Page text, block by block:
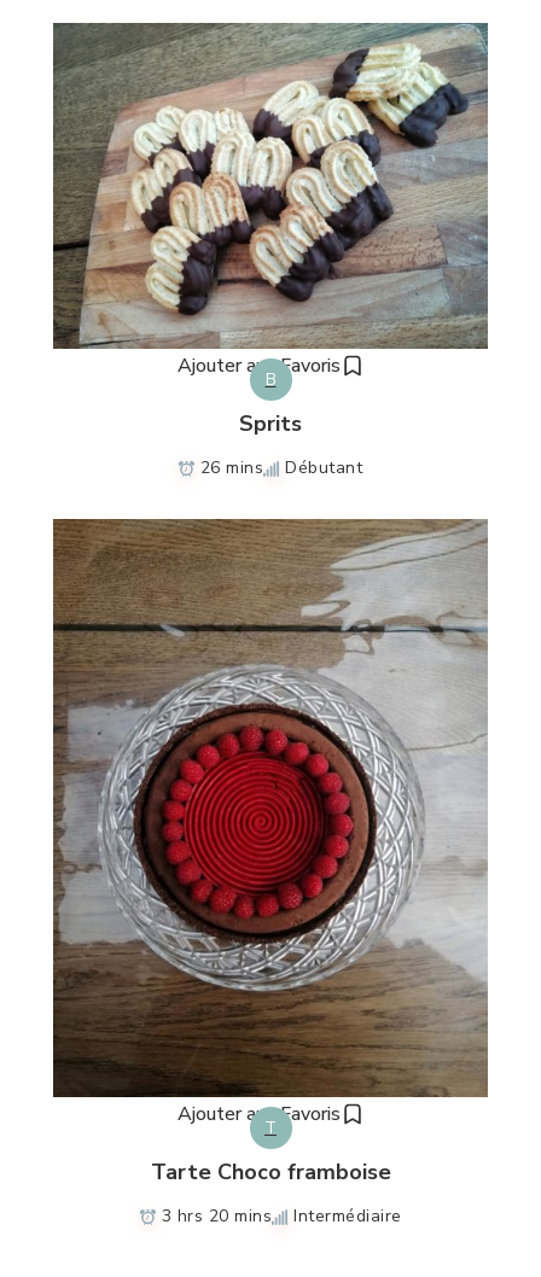
Ajouter aux Favoris
B
Sprits
26 mins Débutant
Ajouter aux Favoris
T
Tarte Choco framboise
3 hrs 20 mins Intermédiaire